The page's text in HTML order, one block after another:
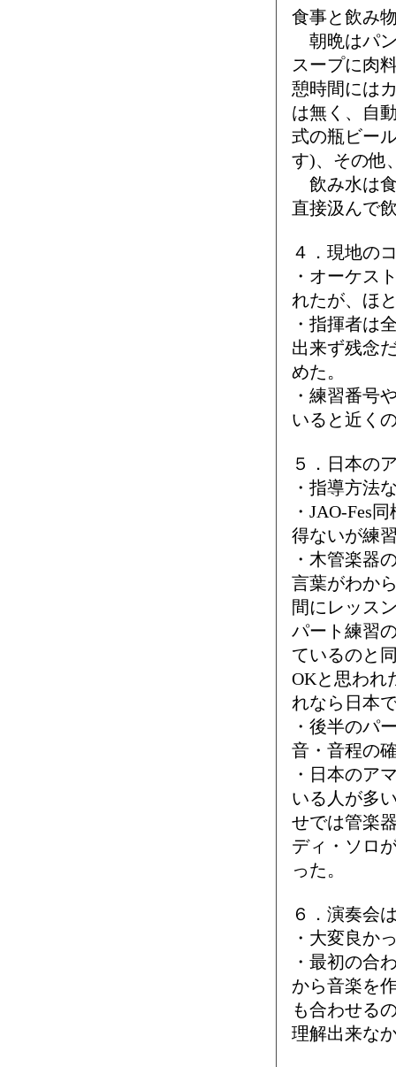
食事と飲
朝晩はパ
スープに肉
憩時間には
は無く、自
式の瓶ビー
す)、その他
飲み水は
直接汲んで
４．現地の
・オーケス
れたが、ほ
・指揮者は
出来ず残念
めた。
・練習番号
いると近く
５．日本の
・指導方法
・JAO-Fes
得ないが練
・木管楽器
言葉がわか
間にレッス
パート練習
ているのと
OKと思われ
れなら日本
・後半のパ
音・音程の
・日本のア
いる人が多
せでは管楽
ディ・ソロ
った。
６．演奏会
・大変良か
・最初の合
から音楽を
も合わせる
理解出来な